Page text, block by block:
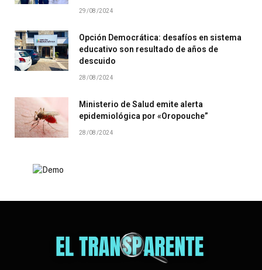
29/08/2024
Opción Democrática: desafíos en sistema
educativo son resultado de años de
descuido
28/08/2024
Ministerio de Salud emite alerta
epidemiológica por «Oropouche”
28/08/2024